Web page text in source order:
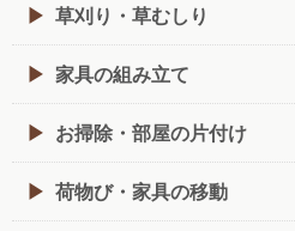
草刈り・草むしり
家具の組み立て
お掃除・部屋の片付け
荷物び・家具の移動